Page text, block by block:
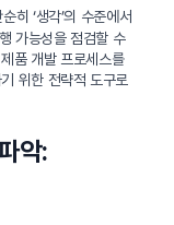
히 ‘생각’의 수준에서
가능성을 점검할 수
품 개발 프로세스를
위한 전략적 도구로
악: